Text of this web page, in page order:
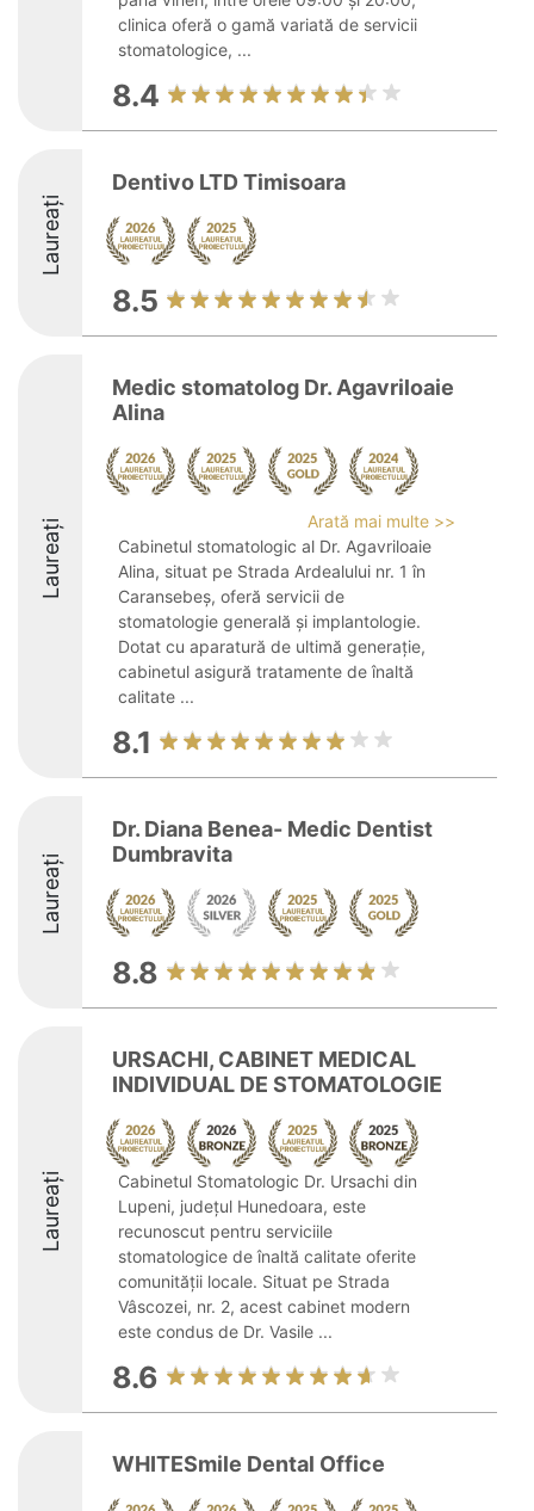
clinica oferă o gamă variată de servicii
stomatologice, ...
8.4
Laureați
Dentivo LTD Timisoara
8.5
Laureați
Medic stomatolog Dr. Agavriloaie
Alina
Arată mai multe >>
Cabinetul stomatologic al Dr. Agavriloaie
Alina, situat pe Strada Ardealului nr. 1 în
Caransebeș, oferă servicii de
stomatologie generală și implantologie.
Dotat cu aparatură de ultimă generație,
cabinetul asigură tratamente de înaltă
calitate ...
8.1
Laureați
Dr. Diana Benea- Medic Dentist
Dumbravita
8.8
Laureați
URSACHI, CABINET MEDICAL
INDIVIDUAL DE STOMATOLOGIE
Cabinetul Stomatologic Dr. Ursachi din
Lupeni, județul Hunedoara, este
recunoscut pentru serviciile
stomatologice de înaltă calitate oferite
comunității locale. Situat pe Strada
Vâscozei, nr. 2, acest cabinet modern
este condus de Dr. Vasile ...
8.6
WHITESmile Dental Office